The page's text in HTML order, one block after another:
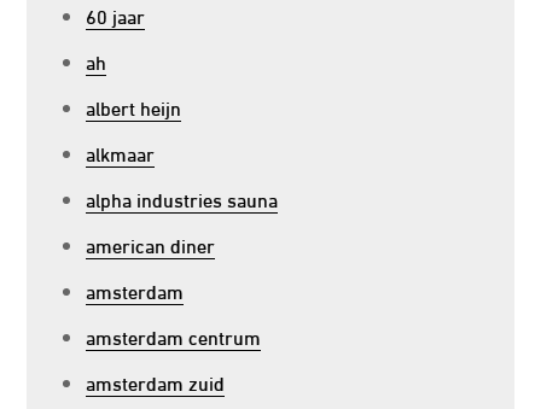
60 jaar
ah
albert heijn
alkmaar
alpha industries sauna
american diner
amsterdam
amsterdam centrum
amsterdam zuid